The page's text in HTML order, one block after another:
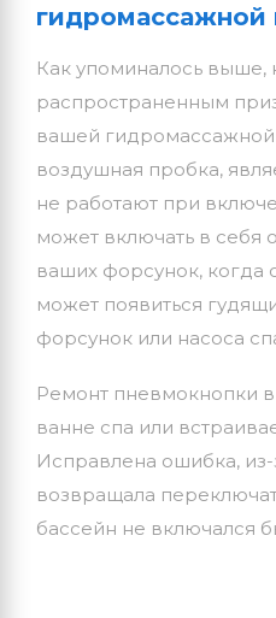
гидромассажной
Как упоминалось выше,
распространенным
вашей гидромассажной
воздушная пробка,
не работают при
может включать в себя
ваших форсунок,
может появиться
форсунок или насоса
Ремонт пневмокнопки
ванне спа или
Исправлена ошибка,
возвращала
бассейн не включался